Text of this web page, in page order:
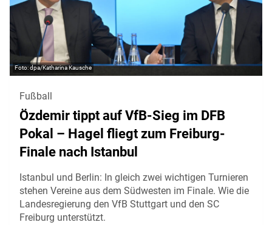
dpa/Katharina Kausche
Fußball
Özdemir tippt auf VfB-Sieg im DFB
Pokal – Hagel fliegt zum Freiburg-
Finale nach Istanbul
Istanbul und Berlin: In gleich zwei wichtigen Turnieren
stehen Vereine aus dem Südwesten im Finale. Wie die
Landesregierung den VfB Stuttgart und den SC
Freiburg unterstützt.